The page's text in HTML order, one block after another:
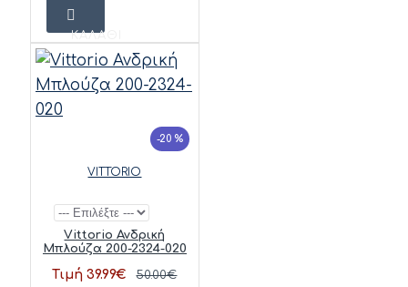
ΚΑΛΆΘΙ
-20 %
VITTORIO
Vittorio Ανδρική
Μπλούζα 200-2324-020
Τιμή 39.99€ 50.00€